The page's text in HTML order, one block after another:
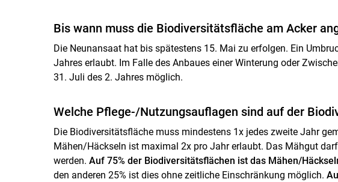
Bis wann muss die Biodiversitätsfläche am Acker
Die Neunansaat hat bis spätestens 15. Mai zu erfolgen. Ein
Jahres erlaubt. Im Falle des Anbaues einer Winterung oder
31. Juli des 2. Jahres möglich.
Welche Pflege-/Nutzungsauflagen sind auf der
Die Biodiversitätsfläche muss mindestens 1x jedes zweite Jahr
Mähen/Häckseln ist maximal 2x pro Jahr erlaubt. Das Mähgut
werden. Auf 75% der Biodiversitätsflächen ist das Mähen/
den anderen 25% ist dies ohne zeitliche Einschränkung möglich.